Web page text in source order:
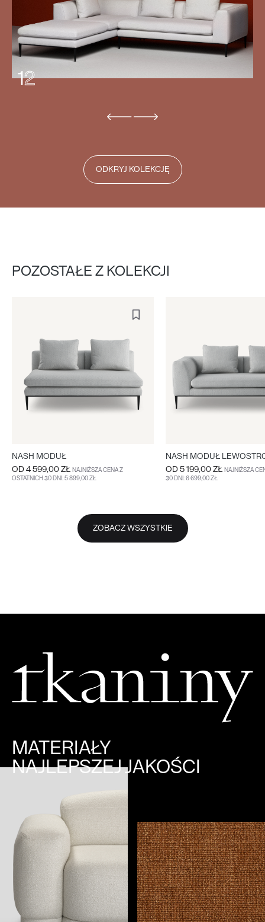
ODKRYJ KOLEKCJĘ
12
POZOSTAŁE Z KOLEKCJI
NASH MODUŁ
OD 4 599,00 ZŁ NAJNIŻSZA CENA Z
OSTATNICH 30 DNI: 5 899,00 ZŁ
NASH MODUŁ
OD 5 199,00 ZŁ NAJNIŻSZA
30 DNI: 6 699,00 ZŁ
ZOBACZ WSZYSTKIE
MATERIAŁY
NAJLEPSZEJ JAKOŚCI